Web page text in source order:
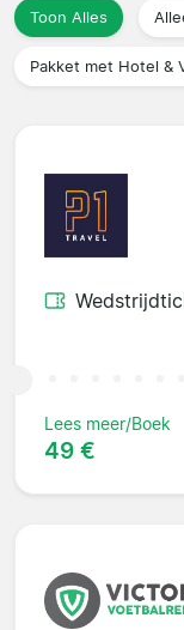
Reisorganisaties
Toon Alles
Pakket met Hotel &
Lees meer/Boek
49 €